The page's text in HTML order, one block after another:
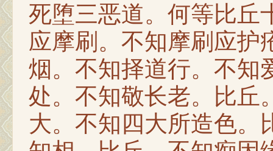
死堕三恶道。何等比丘
应摩刷。不知摩刷应护
烟。不知择道行。不知
处。不知敬长老。比丘
大。不知四大所造色。